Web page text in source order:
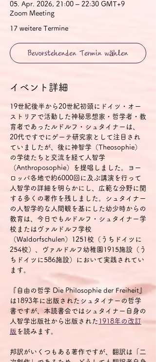
05. Apr. 2026, 21:00 – 22:30 GMT+9
Zoom Meeting
17 weitere Termine
Bevorstehenden Termin wählen
イベント詳細
19世紀後半から20世紀初頭にドイツ・オー
ストリアで活動した神秘思想家・哲学者・教
育者であったルドルフ・シュタイナーは、
20代ですでにゲーテ研究家として注目され
ていましたが、後に神智学（Theosophie）
の学徒たちと交流を経て人智学
（Anthroposophie）を提唱しました。ヨー
ロッパ各地で約6000回に及ぶ講演を行って
人智学の詳細を明らかにし、広範な分野に関
する多くの著作を残しました。シュタイナー
の人智学的な人間観を基にした幼少時からの
教育は、今日でもルドルフ・シュタイナー学
校またはヴァルドルフ学校
（Waldorfschulen）1251校（うちドイツに
254校）、ヴァルドルフ幼稚園1915施設（う
ちドイツに586施設）において実践されてい
ます。
『自由の哲学 Die Philosophie der Freiheit』
は1893年に出版されたシュタイナーの哲学
書ですが、本読書会ではシュタイナー自身の
人智学出版社から出版された 1918年の改訂
版 を読みます。
邦訳がいくつもある著作ですが、翻訳は「二